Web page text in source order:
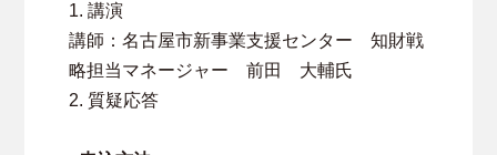
1. 講演
講師：名古屋市新事業支援センター 知財戦
略担当マネージャー 前田 大輔氏
2. 質疑応答